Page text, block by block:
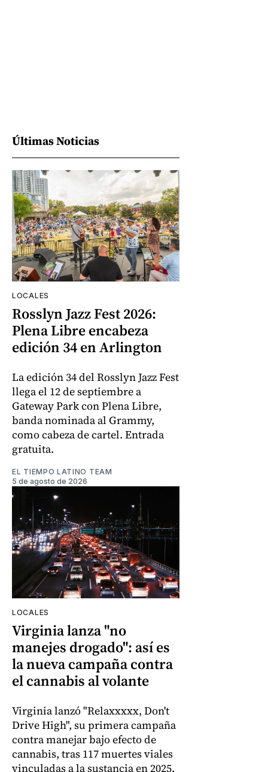
Últimas Noticias
LOCALES
Rosslyn Jazz Fest 2026:
Plena Libre encabeza
edición 34 en Arlington
La edición 34 del Rosslyn Jazz Fest
llega el 12 de septiembre a
Gateway Park con Plena Libre,
banda nominada al Grammy,
como cabeza de cartel. Entrada
gratuita.
EL TIEMPO LATINO TEAM
5 de agosto de 2026
LOCALES
Virginia lanza "no
manejes drogado": así es
la nueva campaña contra
el cannabis al volante
Virginia lanzó "Relaxxxxx, Don't
Drive High", su primera campaña
contra manejar bajo efecto de
cannabis, tras 117 muertes viales
vinculadas a la sustancia en 2025.